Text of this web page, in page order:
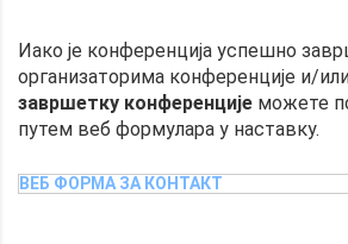
Иако је конференција успешно
организаторима конференције и/
завршетку конференције можете
путем веб формулара у наставку.
ВЕБ ФОРМА ЗА КОНТАКТ